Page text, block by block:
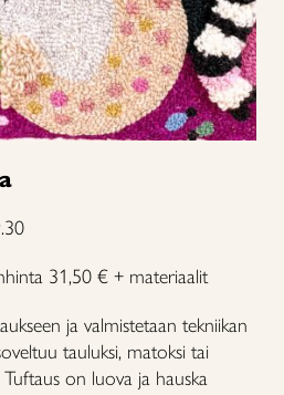
31,50 € + materiaalit
ja valmistetaan tekniikan
tauluksi, matoksi tai
Tuftaus on luova ja hauska